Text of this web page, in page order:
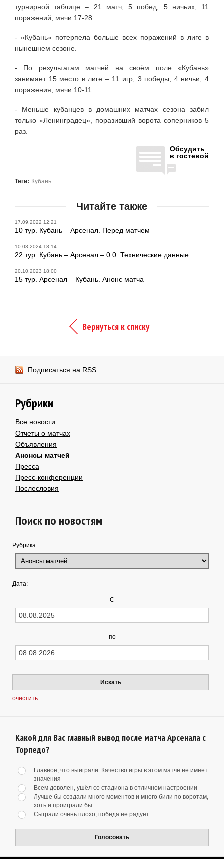
турнирной таблице – 21 матч, 5 побед, 5 ничьих, 11
поражений, мячи 17-28.
- «Кубань» потерпела больше всех поражений в лиге в
нынешнем сезоне.
- По результатам матчей на своём поле «Кубань»
занимает 15 место в лиге – 11 игр, 3 победы, 4 ничьи, 4
поражения, мячи 10-11.
- Меньше кубанцев в домашних матчах сезона забил
только «Ленинградец», поразивший ворота соперников 5
раз.
Обсудить
в гостевой
Теги: Кубань
Читайте также
17.09.2022 12:21
10 тур. Кубань – Арсенал. Перед матчем
10.03.2024 18:14
22 тур. Кубань – Арсенал – 0:0. Технические данные
20.10.2023 18:00
15 тур. Арсенал – Кубань. Анонс матча
Вернуться к списку
Подписаться на RSS
Рубрики
Все новости
Отчеты о матчах
Объявления
Анонсы матчей
Пресса
Пресс-конференции
Послесловия
Поиск по новостям
Рубрика:
Дата:
С
по
Искать
очистить
Какой для Вас главный вывод после матча Арсенала с
Торпедо?
Главное, что выиграли. Качество игры в этом матче не имеет
значения
Всем доволен, ушёл со стадиона в отличном настроении
Лучше бы создали много моментов и много били по воротам,
хоть и проиграли бы
Сыграли очень плохо, победа не радует
Голосовать